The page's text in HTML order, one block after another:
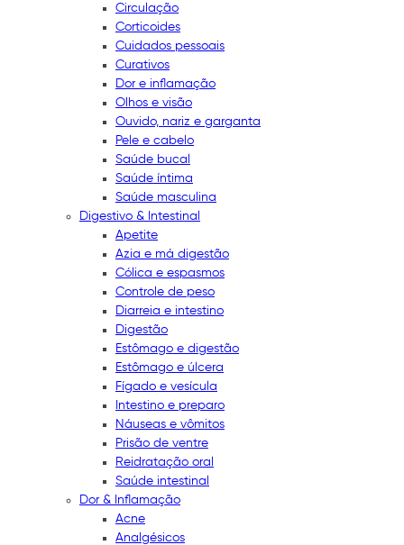
Circulação
Corticoides
Cuidados pessoais
Curativos
Dor e inflamação
Olhos e visão
Ouvido, nariz e garganta
Pele e cabelo
Saúde bucal
Saúde íntima
Saúde masculina
Digestivo & Intestinal
Apetite
Azia e má digestão
Cólica e espasmos
Controle de peso
Diarreia e intestino
Digestão
Estômago e digestão
Estômago e úlcera
Fígado e vesícula
Intestino e preparo
Náuseas e vômitos
Prisão de ventre
Reidratação oral
Saúde intestinal
Dor & Inflamação
Acne
Analgésicos